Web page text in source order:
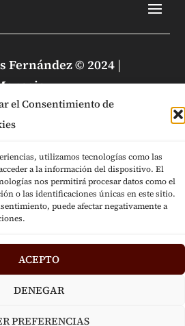
el Consentimiento de
utilizamos tecnologías como las
a la información del dispositivo. El
nos permitirá procesar datos como el
o las identificaciones únicas en este sitio.
puede afectar negativamente a
ACEPTO
DENEGAR
PREFERENCIAS
Fernández © 2024 |